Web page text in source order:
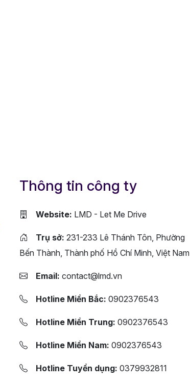
Thông tin công ty
Website: LMD - Let Me Drive
Trụ sở: 231-233 Lê Thánh Tôn, Phường
Bến Thành, Thành phố Hồ Chí Minh, Việt Nam
Email: contact@lmd.vn
Hotline Miền Bắc: 0902376543
Hotline Miền Trung: 0902376543
Hotline Miền Nam: 0902376543
Hotline Tuyển dụng: 0379932811